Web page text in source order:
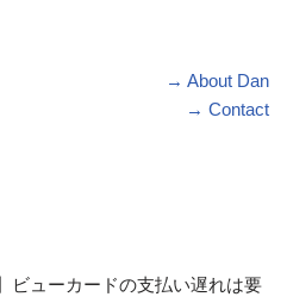
→ About Dan
→ Contact
ビューカードの支払い遅れは要